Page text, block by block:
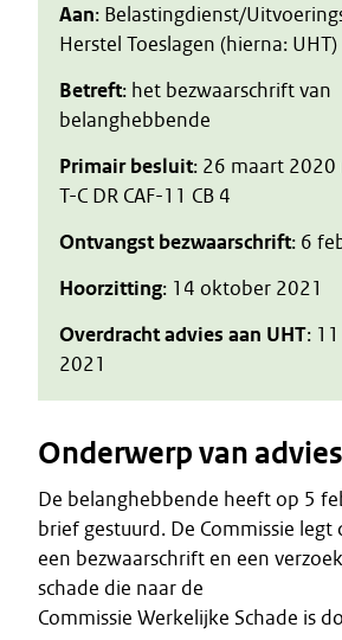
Aan: Belastingdienst/
Herstel Toeslagen (hierna: UHT)
Betreft: het bezwaarschrift van
belanghebbende
Primair besluit: 26 maart
T-C DR CAF-11 CB 4
Ontvangst bezwaarschrift: 6
Hoorzitting: 14 oktober 2021
Overdracht advies aan UHT:
2021
Onderwerp van advies
De belanghebbende heeft op 5
brief gestuurd. De Commissie legt
een bezwaarschrift en een
schade die naar de
Commissie Werkelijke Schade is